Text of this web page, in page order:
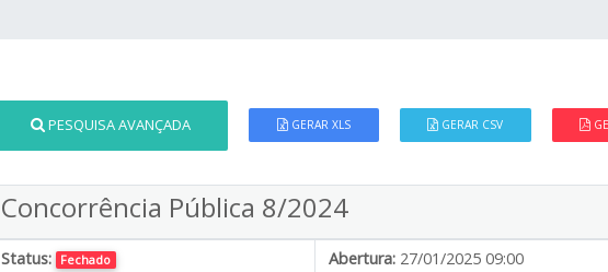
PESQUISA AVANÇADA GERAR XLS GERAR CSV
Concorrência Pública 8/2024
Status: Fechado Abertura: 27/01/2025 09:00